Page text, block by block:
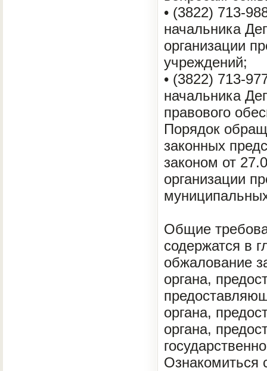
• (3822) 713-
начальника
организации
учреждений;
• (3822) 713-
начальника
правового
Порядок
законных
законом от
организации
Общие
содержатся в
обжалование
органа,
органа,
органа,
Ознакомиться